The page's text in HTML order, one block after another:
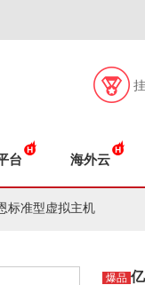
台 海外云
标准型虚拟主机
爆品